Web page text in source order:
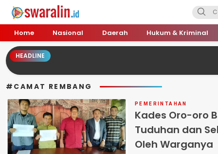
Swara Lin
Independent, Tajam & Profesional
Home Nasional Daerah Hukum & Kriminal
HEADLINE
#CAMAT REMBANG
PEMERINTAHAN
Kades Oro-oro
Tuduhan dan
Oleh Warganya